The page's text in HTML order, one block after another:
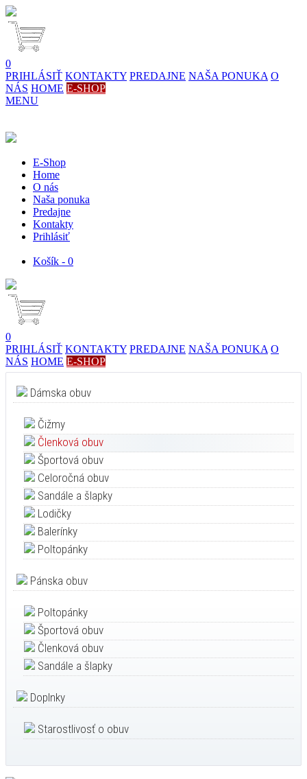
0
PRIHLÁSIŤ KONTAKTY PREDAJNE NAŠA PONUKA O
NÁS HOME E-SHOP
MENU
E-Shop
Home
O nás
Naša ponuka
Predajne
Kontakty
Prihlásiť
Košík - 0
0
PRIHLÁSIŤ KONTAKTY PREDAJNE NAŠA PONUKA O
NÁS HOME E-SHOP
Dámska obuv
Čižmy
Členková obuv
Športová obuv
Celoročná obuv
Sandále a šlapky
Lodičky
Balerínky
Poltopánky
Pánska obuv
Poltopánky
Športová obuv
Členková obuv
Sandále a šlapky
Doplnky
Starostlivosť o obuv